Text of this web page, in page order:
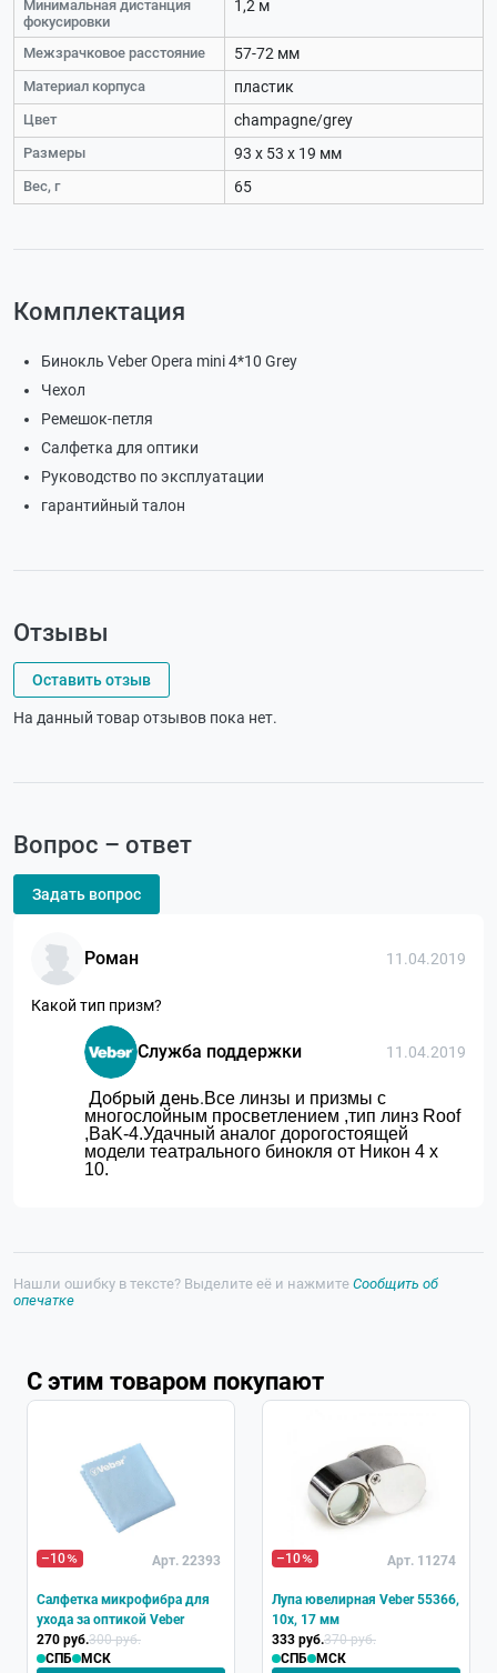
Минимальная дистанция
фокусировки
1,2 м
Межзрачковое расстояние 57-72 мм
Материал корпуса пластик
Цвет champagne/grey
Размеры 93 x 53 x 19 мм
Вес, г 65
Комплектация
Бинокль Veber Opera mini 4*10 Grey
Чехол
Ремешок-петля
Салфетка для оптики
Руководство по эксплуатации
гарантийный талон
Отзывы
Оставить отзыв
На данный товар отзывов пока нет.
Вопрос – ответ
Задать вопрос
Роман 11.04.2019
Какой тип призм?
Служба поддержки 11.04.2019
Добрый день.Все линзы и призмы с
многослойным просветлением ,тип линз Roof
,BaK-4.Удачный аналог дорогостоящей
модели театрального бинокля от Никон 4 х
10.
Нашли ошибку в тексте? Выделите её и нажмите Сообщить об
опечатке
С этим товаром покупают
–10 Арт. 22393
Салфетка микрофибра для
ухода за оптикой Veber
270 руб.300 руб.
СПБ
МСК
–10 Арт. 11274
Лупа ювелирная Veber 55366,
10x, 17 мм
333 руб.370 руб.
СПБ
МСК